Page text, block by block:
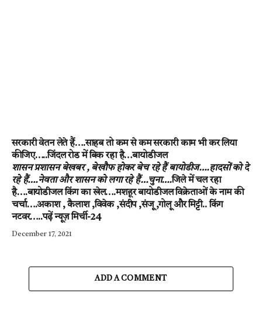
सरकारी वेतन लेते हैं….साहब तो कम से कम सरकारी काम भी कर लिया
कीजिए…..जिंदल रोड में बिक रहा है…बायोडीजल
शासन प्रशासन बेखबर , बेखौफ होकर बेच रहे हैं बायोडीज….हादसों को दे
रहे हैं….नेवता और शासन को लगा रहे हैं…चुना….जिले में चल रहा
है….बायोडीजल किंग का खेल….मशहूर बायोडीजल विक्रेताओं के नाम की
चर्चा….अकाश , कैलाश ,विवेक ,संदीप ,संजू ,गोलू और मिट्टी.. किंग
नटवर…..पढ़ें न्यूज़ मिर्ची-24
December 17, 2021
ADD A COMMENT